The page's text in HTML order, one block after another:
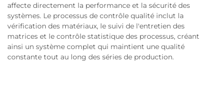
affecte directement la performance et la sécurité des
systèmes. Le processus de contrôle qualité inclut la
vérification des matériaux, le suivi de l'entretien des
matrices et le contrôle statistique des processus, créant
ainsi un système complet qui maintient une qualité
constante tout au long des séries de production.